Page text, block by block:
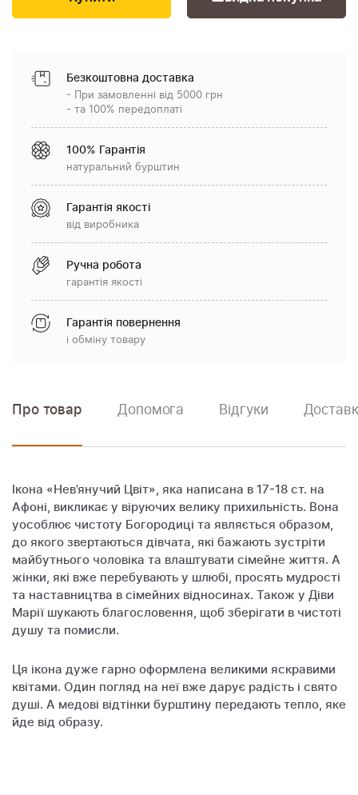
Безкоштовна доставка
- При замовленні від 5000 грн
- та 100% передоплаті
100% Гарантія
натуральний бурштин
Гарантія якості
від виробника
Ручна робота
гарантія якості
Гарантія повернення
і обміну товару
Про товар Допомога Відгуки
Ікона «Нев’янучий Цвіт», яка написана в 17-18 ст. на
Афоні, викликає у віруючих велику прихильність. Вона
уособлює чистоту Богородиці та являється образом,
до якого звертаються дівчата, які бажають зустріти
майбутнього чоловіка та влаштувати сімейне життя. А
жінки, які вже перебувають у шлюбі, просять мудрості
та наставництва в сімейних відносинах. Також у Діви
Марії шукають благословення, щоб зберігати в чистоті
душу та помисли.
Ця ікона дуже гарно оформлена великими яскравими
квітами. Один погляд на неї вже дарує радість і свято
душі. А медові відтінки бурштину передають тепло, яке
йде від образу.